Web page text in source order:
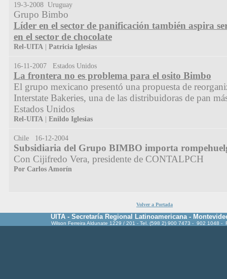
19-3-2008 Uruguay
Grupo Bimbo
Líder en el sector de panificación también aspira
en el sector de chocolate
Rel-UITA | Patricia Iglesias
16-11-2007 Estados Unidos
La frontera no es problema para el osito Bimbo
El grupo mexicano presentó una propuesta de
Interstate Bakeries, una de las distribuidoras de pan
Estados Unidos
Rel-UITA | Enildo Iglesias
Chile 16-12-2004
Subsidiaria del Grupo BIMBO importa
Con Cijifredo Vera, presidente de CONTALPCH
Por Carlos Amorín
Volver a Portada
UITA - Secretaría Regional Latinoamericana -
Wilson Ferreira Aldunate 1229 / 201 - Tel. (598 2) 900 7473 - 902 1048 -